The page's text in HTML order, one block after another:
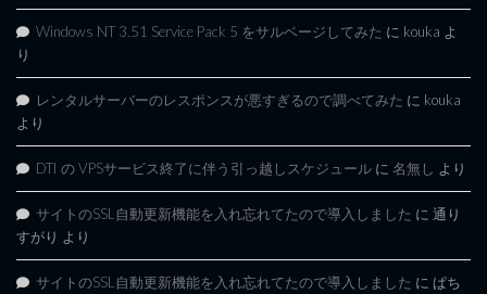
Windows NT 3.51 Service Pack 5 をサルベージしてみた に kouka よ
り
レンタルサーバーのレスポンスが悪すぎるので調べてみた に kouka
より
DTI の VPSサービス終了に伴う引っ越しスケジュール に 名無し より
サイトのSSL自動更新機能を入れ忘れてたので導入しました に 通り
すがり より
サイトのSSL自動更新機能を入れ忘れてたので導入しました に ぱち